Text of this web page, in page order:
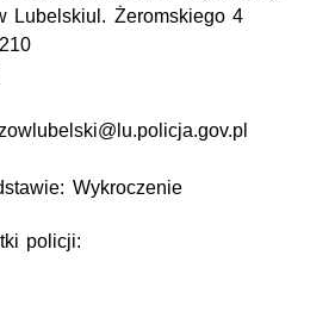
Lubelskiul. Żeromskiego 4
Wykroczenie
policji: